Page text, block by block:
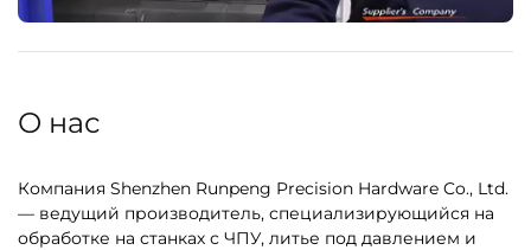
О нас
Компания Shenzhen Runpeng Precision Hardware Co., Ltd.
— ведущий производитель, специализирующийся на
обработке на станках с ЧПУ, литье под давлением и